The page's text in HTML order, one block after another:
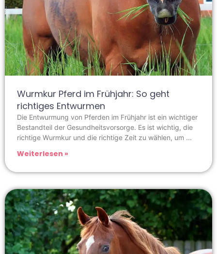
Wurmkur Pferd im Frühjahr: So geht
richtiges Entwurmen
Die Entwurmung von Pferden im Frühjahr ist ein wichtiger
Bestandteil der Gesundheitsvorsorge. Es ist wichtig, die
richtige Wurmkur und die richtige Zeit zu wählen, um
Weiterlesen »